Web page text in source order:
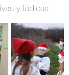
y lúdicas.